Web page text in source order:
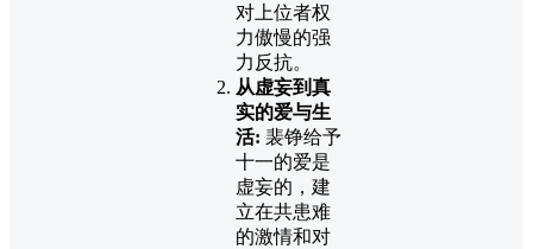
对上位者权
力傲慢的强
力反抗。
从虚妄到真
实的爱与生
活: 裴铮给予
十一的爱是
虚妄的，建
立在共患难
的激情和对